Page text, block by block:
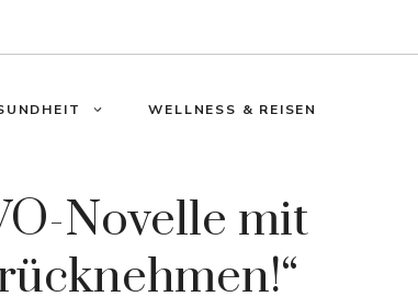
WELLNESS & REISEN
Novelle mit